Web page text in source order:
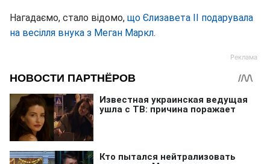
Нагадаємо, стало відомо, що Єлизавета II подарувала
на весілля внука з Меган Маркл.